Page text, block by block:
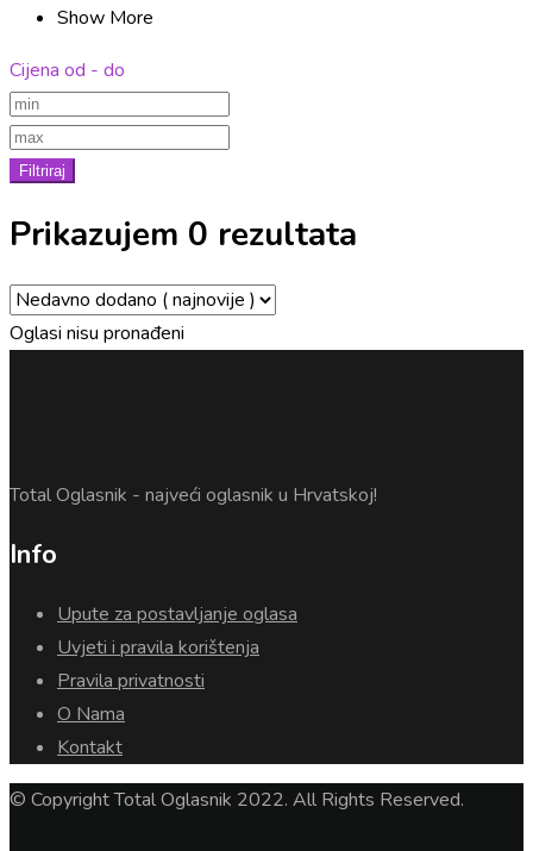
Show More
Cijena od - do
Filtriraj
Prikazujem 0 rezultata
Oglasi nisu pronađeni
Total Oglasnik - najveći oglasnik u Hrvatskoj!
Info
Upute za postavljanje oglasa
Uvjeti i pravila korištenja
Pravila privatnosti
O Nama
Kontakt
© Copyright Total Oglasnik 2022. All Rights Reserved.